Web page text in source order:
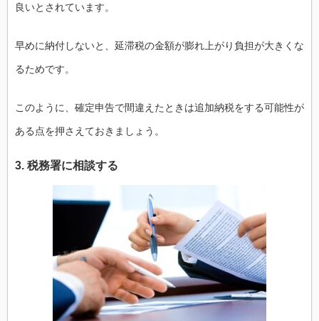
良いとされています。
早めに納付しないと、延滞税の金額が膨れ上がり負担が大きくな
るためです。
このように、確定申告で間違えたときは追加納税をする可能性が
ある点を押さえておきましょう。
3. 税務署に相談する